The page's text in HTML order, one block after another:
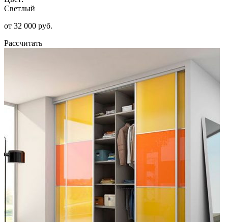
Светлый
от 32 000 руб.
Рассчитать